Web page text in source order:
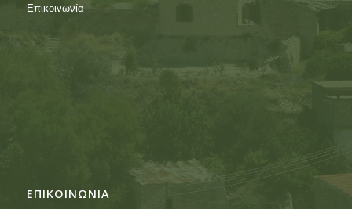
Επικοινωνία
ΕΠΙΚΟΙΝΩΝΙΑ